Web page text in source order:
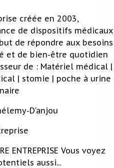
créée en 2003,
de dispositifs médicaux
de répondre aux besoins
et de bien-être quotidien
de : Matériel médical |
| stomie | poche à urine
D'anjou
ENTREPRISE Vous voyez
aussi...